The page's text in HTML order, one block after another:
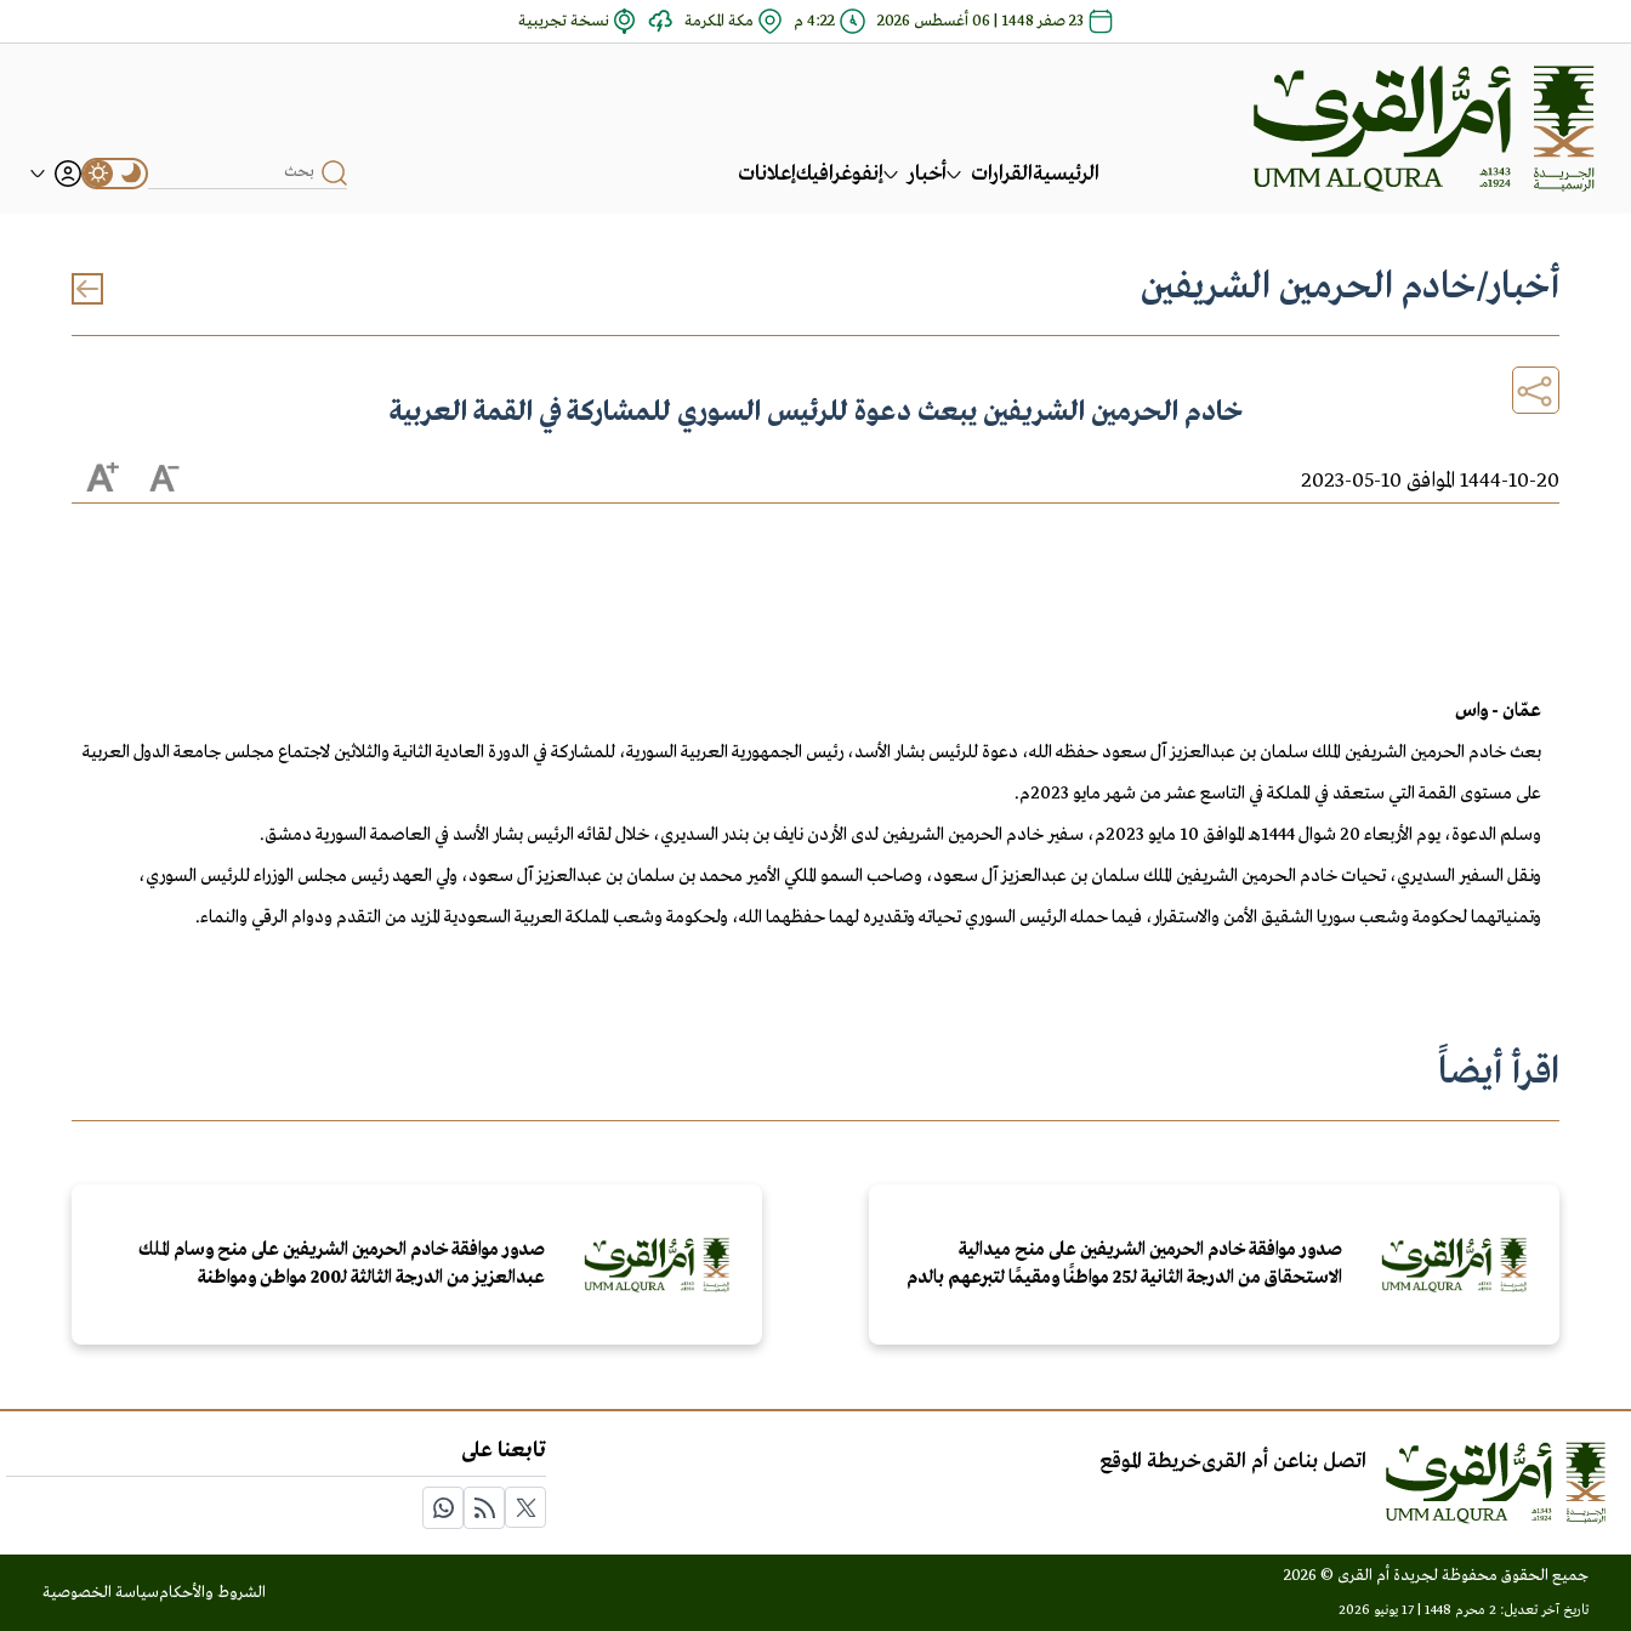
23 صفر 1448 | 06 أغسطس 2026 4:22 م مكة المكرمة نسخة تجريبية
الرئيسيةالقرارات أخبار إنفوغرافيكإعلانات
أخبار/خادم الحرمين الشريفين
خادم الحرمين الشريفين يبعث دعوة للرئيس السوري للمشاركة في القمة العربية
1444-10-20 الموافق 10-05-2023
عمّان - واس
بعث خادم الحرمين الشريفين الملك سلمان بن عبدالعزيز آل سعود حفظه الله، دعوة للرئيس بشار الأسد، رئيس الجمهورية العربية السورية، للمشاركة في الدورة العادية الثانية والثلاثين لاجتماع مجلس جامعة الدول العربية
على مستوى القمة التي ستعقد في المملكة في التاسع عشر من شهر مايو 2023م.
وسلم الدعوة، يوم الأربعاء 20 شوال 1444هـ الموافق 10 مايو 2023م، سفير خادم الحرمين الشريفين لدى الأردن نايف بن بندر السديري، خلال لقائه الرئيس بشار الأسد في العاصمة السورية دمشق.
ونقل السفير السديري، تحيات خادم الحرمين الشريفين الملك سلمان بن عبدالعزيز آل سعود، وصاحب السمو الملكي الأمير محمد بن سلمان بن عبدالعزيز آل سعود، ولي العهد رئيس مجلس الوزراء للرئيس السوري،
وتمنياتهما لحكومة وشعب سوريا الشقيق الأمن والاستقرار، فيما حمله الرئيس السوري تحياته وتقديره لهما حفظهما الله، ولحكومة وشعب المملكة العربية السعودية المزيد من التقدم ودوام الرقي والنماء.
اقرأ أيضاً
صدور موافقة خادم الحرمين الشريفين على منح ميدالية
الاستحقاق من الدرجة الثانية لـ25 مواطنًا ومقيمًا لتبرعهم بالدم
صدور موافقة خادم الحرمين الشريفين على منح وسام الملك
عبدالعزيز من الدرجة الثالثة لـ200 مواطن ومواطنة
اتصل بناعن أم القرىخريطة الموقع تابعنا على
جميع الحقوق محفوظة لجريدة أم القرى © 2026
تاريخ آخر تعديل: 2 محرم 1448 | 17 يونيو 2026
الشروط والأحكامسياسة الخصوصية